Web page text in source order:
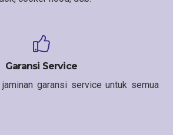
Garansi Service
jaminan garansi service untuk semua